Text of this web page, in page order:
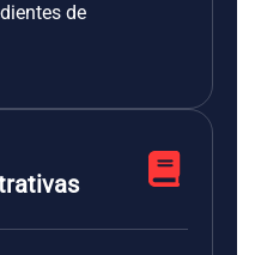
de